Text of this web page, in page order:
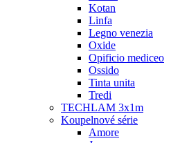
Kotan
Linfa
Legno venezia
Oxide
Opificio mediceo
Ossido
Tinta unita
Tredi
TECHLAM 3x1m
Koupelnové série
Amore